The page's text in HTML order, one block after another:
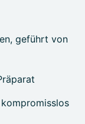
geführt von